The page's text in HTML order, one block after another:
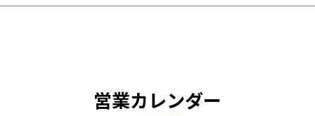
営業カレンダー